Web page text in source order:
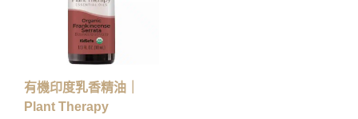
有機印度乳香精油｜
Plant Therapy